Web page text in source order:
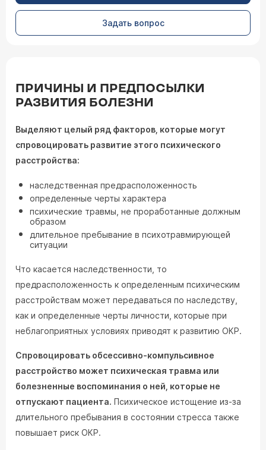
Задать вопрос
ПРИЧИНЫ И ПРЕДПОСЫЛКИ
РАЗВИТИЯ БОЛЕЗНИ
Выделяют целый ряд факторов, которые могут
спровоцировать развитие этого психического
расстройства:
наследственная предрасположенность
определенные черты характера
психические травмы, не проработанные должным
образом
длительное пребывание в психотравмирующей
ситуации
Что касается наследственности, то
предрасположенность к определенным психическим
расстройствам может передаваться по наследству,
как и определенные черты личности, которые при
неблагоприятных условиях приводят к развитию ОКР.
Спровоцировать обсессивно-компульсивное
расстройство может психическая травма или
болезненные воспоминания о ней, которые не
отпускают пациента. Психическое истощение из-за
длительного пребывания в состоянии стресса также
повышает риск ОКР.